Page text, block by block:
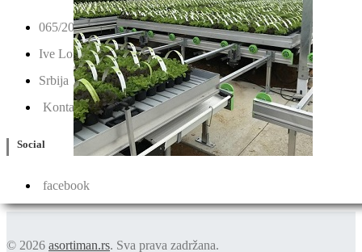
065/202-52-02
Ive Lole Ribara 65, 22406 Irig
Srbija
Kontaktirajte nas
Social
facebook
© 2026 asortiman.rs. Sva prava zadržana.